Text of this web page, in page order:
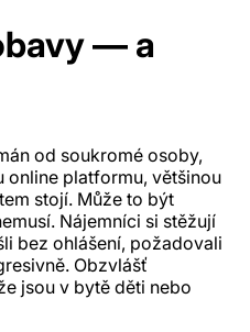
— a
od soukromé osoby,
online platformu, většinou
stojí. Může to být
Nájemníci si stěžují
bez ohlášení, požadovali
Obzvlášť
jsou v bytě děti nebo